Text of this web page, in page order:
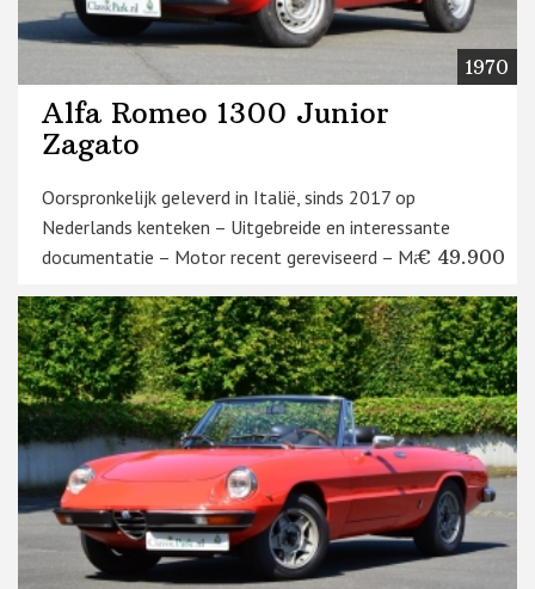
1970
Alfa Romeo 1300 Junior
Zagato
Oorspronkelijk geleverd in Italië, sinds 2017 op
Nederlands kenteken – Uitgebreide en interessante
documentatie – Motor recent gereviseerd – Markante ...
€ 49.900